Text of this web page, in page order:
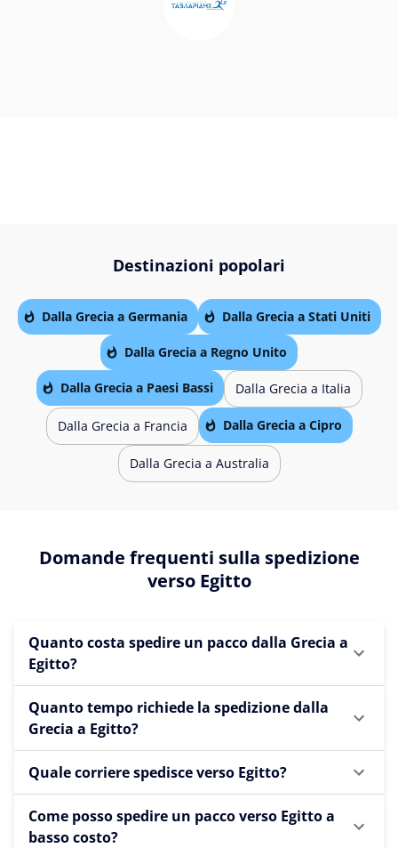
Destinazioni popolari
Dalla Grecia a Germania Dalla Grecia a Stati Uniti
Dalla Grecia a Regno Unito
Dalla Grecia a Paesi Bassi Dalla Grecia a Italia
Dalla Grecia a Francia Dalla Grecia a Cipro
Dalla Grecia a Australia
Domande frequenti sulla spedizione
verso Egitto
Quanto costa spedire un pacco dalla Grecia a
Egitto?
Quanto tempo richiede la spedizione dalla
Grecia a Egitto?
Quale corriere spedisce verso Egitto?
Come posso spedire un pacco verso Egitto a
basso costo?